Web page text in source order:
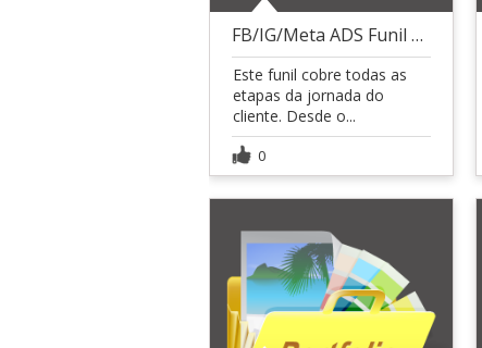
FB/IG/Meta ADS Funil para Ecommerce
Este funil cobre todas as
etapas da jornada do
cliente. Desde o...
0